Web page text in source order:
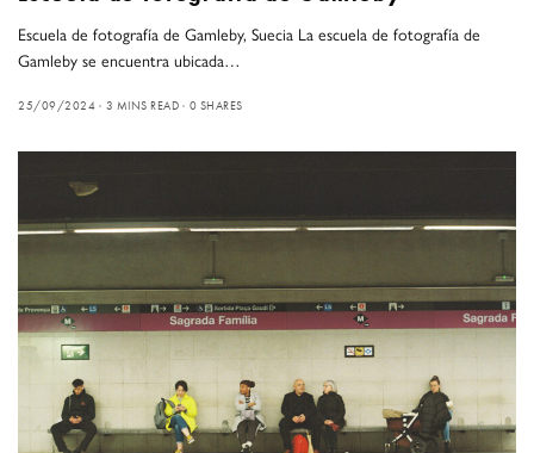
Escuela de fotografía de Gamleby, Suecia La escuela de fotografía de
Gamleby se encuentra ubicada…
25/09/2024 3 MINS READ 0 SHARES